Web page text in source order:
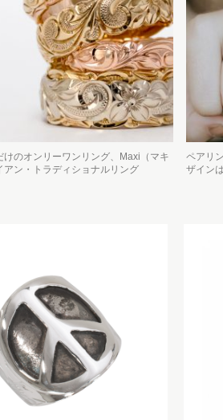
けのオンリーワンリング、Maxi（マキ
アン・トラディショナルリング
ペアリ
ザイン